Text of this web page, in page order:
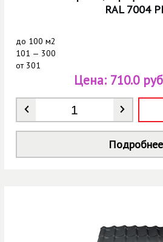
RAL 7004
до 100 м2
101 — 300
от301
Количество
Цена: 710.0
Подробнее